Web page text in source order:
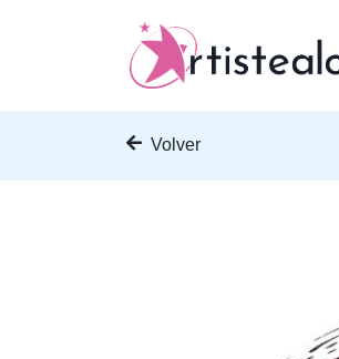
Volver